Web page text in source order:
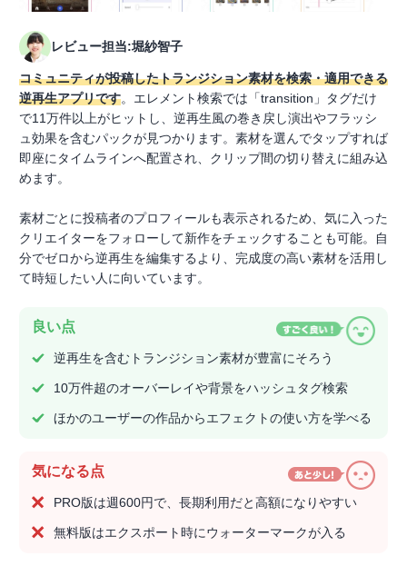
レビュー担当:堀紗智子
コミュニティが投稿したトランジション素材を検索・適用できる
逆再生アプリです。エレメント検索では「transition」タグだけ
で11万件以上がヒットし、逆再生風の巻き戻し演出やフラッシ
ュ効果を含むパックが見つかります。素材を選んでタップすれば
即座にタイムラインへ配置され、クリップ間の切り替えに組み込
めます。
素材ごとに投稿者のプロフィールも表示されるため、気に入った
クリエイターをフォローして新作をチェックすることも可能。自
分でゼロから逆再生を編集するより、完成度の高い素材を活用し
て時短したい人に向いています。
良い点
逆再生を含むトランジション素材が豊富にそろう
10万件超のオーバーレイや背景をハッシュタグ検索
ほかのユーザーの作品からエフェクトの使い方を学べる
気になる点
PRO版は週600円で、長期利用だと高額になりやすい
無料版はエクスポート時にウォーターマークが入る